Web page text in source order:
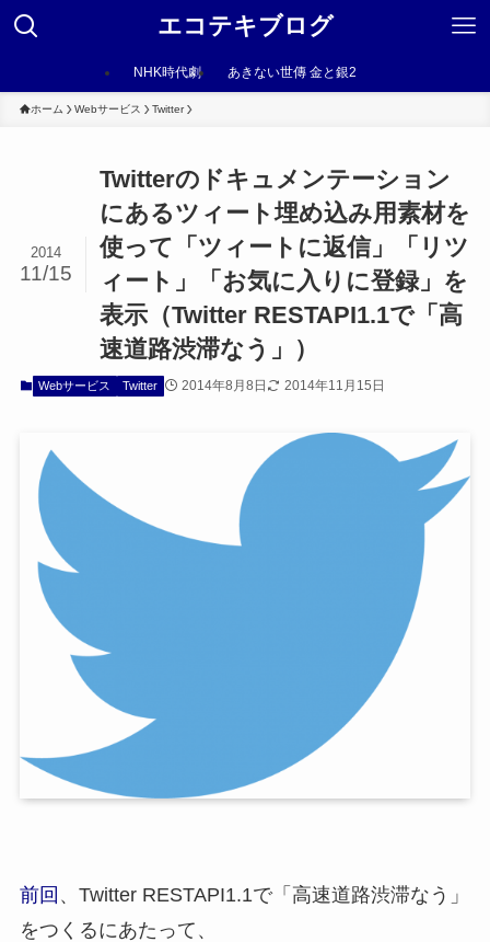
エコテキブログ
NHK時代劇 あきない世傳 金と銀2
ホーム Webサービス Twitter
Twitterのドキュメンテーション
にあるツィート埋め込み用素材を
使って「ツィートに返信」「リツ
ィート」「お気に入りに登録」を
表示（Twitter RESTAPI1.1で「高
速道路渋滞なう」）
2014
11/15
Webサービス Twitter 2014年8月8日 2014年11月15日
前回 、Twitter RESTAPI1.1で「高速道路渋滞なう」
をつくるにあたって、